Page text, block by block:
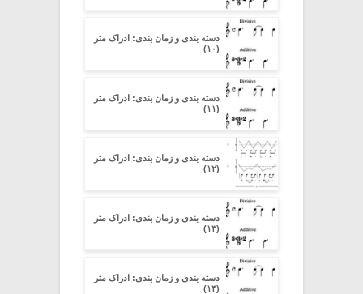
دسته بندی و زمان بندی: ادراک متر
(۱۰)
دسته بندی و زمان بندی: ادراک متر
(۱۱)
دسته بندی و زمان بندی: ادراک متر
(۱۲)
دسته بندی و زمان بندی: ادراک متر
(۱۳)
دسته بندی و زمان بندی: ادراک متر
(۱۴)